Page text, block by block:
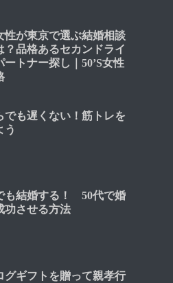
性が東京で選ぶ結婚相談
？品格あるセカンドライ
ートナー探し｜50’S女性
でも遅くない！筋トレを
う
も結婚する！ 50代で婚
功させる方法
グギフトを贈って親孝行